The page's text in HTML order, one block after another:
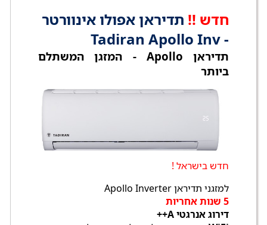
חדש !! תדיראן אפולו אינוורטר
- Tadiran Apollo Inv
תדיראן Apollo - המזגן המשתלם
ביותר
חדש בישראל !
למזגני תדיראן Apollo Inverter
5 שנות אחריות
דירוג אנרגטי A++